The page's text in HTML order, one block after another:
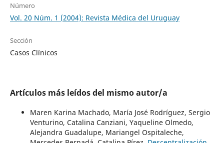
Número
Vol. 20 Núm. 1 (2004): Revista Médica del Uruguay
Sección
Casos Clínicos
Artículos más leídos del mismo autor/a
Maren Karina Machado, María José Rodríguez, Sergio
Venturino, Catalina Canziani, Yaqueline Olmedo,
Alejandra Guadalupe, Mariangel Ospitaleche,